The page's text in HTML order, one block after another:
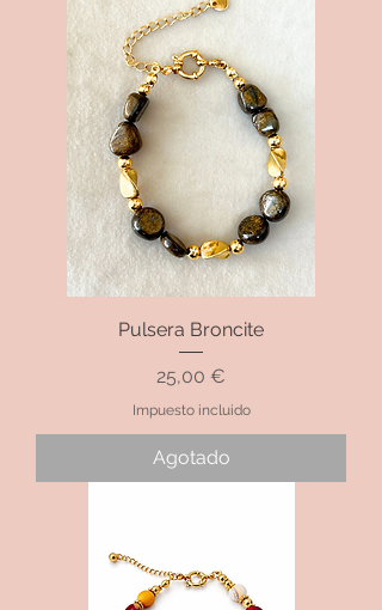
Pulsera Broncite
Precio
25,00 €
Impuesto incluido
Agotado